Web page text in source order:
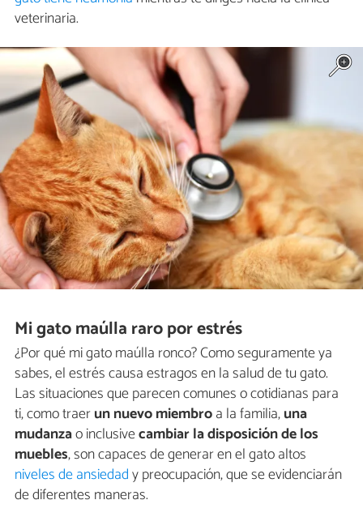
veterinaria.
Mi gato maúlla raro por estrés
¿Por qué mi gato maúlla ronco? Como seguramente ya
sabes, el estrés causa estragos en la salud de tu gato.
Las situaciones que parecen comunes o cotidianas para
ti, como traerun nuevo miembroa la familia,una
mudanzao inclusivecambiar la disposición de los
muebles, son capaces de generar en el gato altos
niveles de ansiedady preocupación, que se evidenciarán
de diferentes maneras.